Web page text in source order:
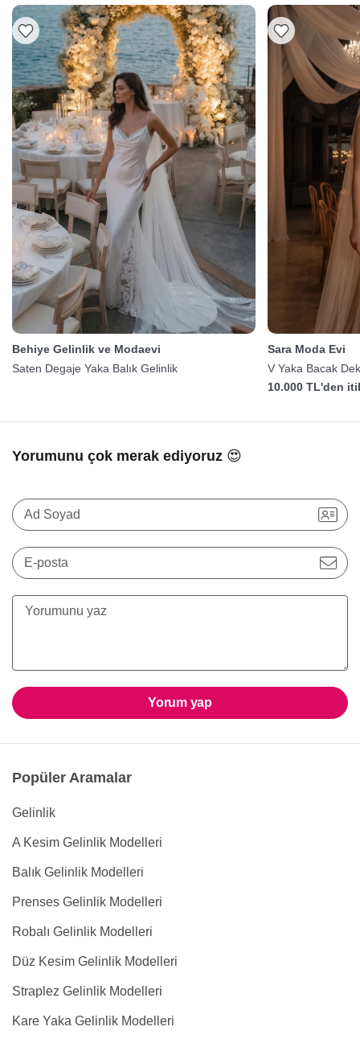
Behiye Gelinlik ve Modaevi
Saten Degaje Yaka Balık Gelinlik
Sara Moda Evi
V Yaka Bacak
10.000 TL'den
Yorumunu çok merak ediyoruz 😍
Ad Soyad
E-posta
Yorum yap
Popüler Aramalar
Gelinlik
A Kesim Gelinlik Modelleri
Balık Gelinlik Modelleri
Prenses Gelinlik Modelleri
Robalı Gelinlik Modelleri
Düz Kesim Gelinlik Modelleri
Straplez Gelinlik Modelleri
Kare Yaka Gelinlik Modelleri